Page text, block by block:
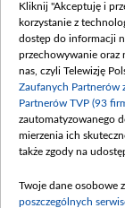
Kliknij "Akceptuję i
korzystanie z
dostęp do informacji
przechowywanie oraz
nas, czyli Telewizję
Zaufanych Partnerów
Partnerów TVP (93
zautomatyzowanego
mierzenia ich
także zgody na
Twoje dane osobowe
poszczególnych